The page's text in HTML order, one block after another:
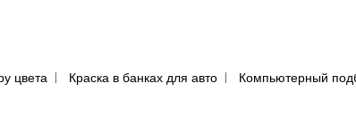
цвета
Краска в банках для авто Компьютерный